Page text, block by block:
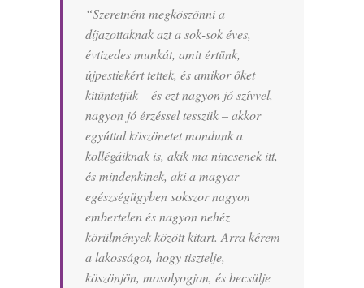
“Szeretném megköszönni a
díjazottaknak azt a sok-sok éves,
évtizedes munkát, amit értünk,
újpestiekért tettek, és amikor őket
kitüntetjük – és ezt nagyon jó szívvel,
nagyon jó érzéssel tesszük – akkor
egyúttal köszönetet mondunk a
kollégáiknak is, akik ma nincsenek itt,
és mindenkinek, aki a magyar
egészségügyben sokszor nagyon
embertelen és nagyon nehéz
körülmények között kitart. Arra kérem
a lakosságot, hogy tisztelje,
köszönjön, mosolyogjon, és becsülje